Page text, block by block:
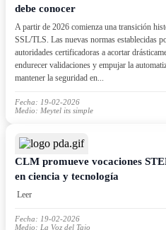
debe conocer
A partir de 2026 comienza una transición
SSL/TLS. Las nuevas normas establecidas
autoridades certificadoras a acortar
endurecer validaciones y empujar la
mantener la seguridad en...
Fecha: 19-02-2026
Medio: Meytel its simple
CLM promueve vocaciones
en ciencia y tecnología
Leer
Fecha: 19-02-2026
Medio: La Voz del Tajo